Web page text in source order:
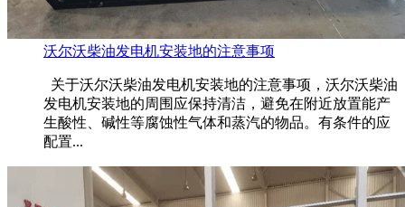
沃尔沃柴油发电机安装地的注意事项
关于沃尔沃柴油发电机安装地的注意事项，沃尔沃柴油
发电机安装地的周围应保持清洁，避免在附近放置能产
生酸性、碱性等腐蚀性气体和蒸汽的物品。有条件的应
配置...